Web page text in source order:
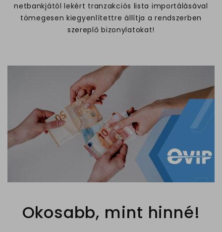
netbankjától lekért tranzakciós lista importálásával
tömegesen kiegyenlítettre állítja a rendszerben
szereplő bizonylatokat!
Okosabb, mint hinné!